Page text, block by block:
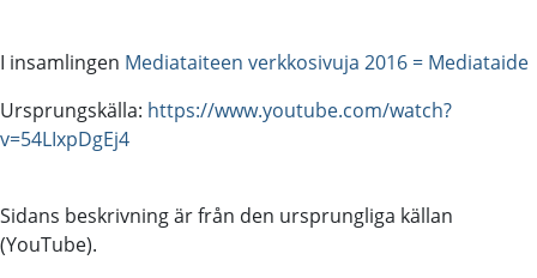
I insamlingen Mediataiteen verkkosivuja 2016 = Mediataide
Ursprungskälla: https://www.youtube.com/watch?
v=54LIxpDgEj4
Sidans beskrivning är från den ursprungliga källan
(YouTube).